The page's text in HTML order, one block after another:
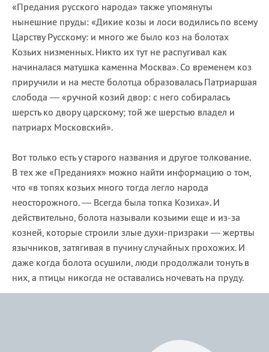
«Предания русского народа» также упомянуты
нынешние пруды: «Дикие козы и лоси водились по всему
Царству Русскому: и много же было коз на болотах
Козьих низменных. Никто их тут не распугивал как
начиналася матушка каменна Москва». Со временем коз
приручили и на месте болотца образовалась Патриаршая
слобода — «ручной козий двор: с него собиралась
шерсть ко двору царскому; той же шерстью владел и
патриарх Московский».
Вот только есть у старого названия и другое толкование.
В тех же «Преданиях» можно найти информацию о том,
что «в топях козьих много тогда легло народа
неосторожного. — Всегда была топка Козиха». И
действительно, болота называли козьими еще и из-за
козней, которые строили злые духи-призраки — жертвы
язычников, затягивая в пучину случайных прохожих. И
даже когда болота осушили, люди продолжали тонуть в
них, а птицы никогда не оставались ночевать на пруду.